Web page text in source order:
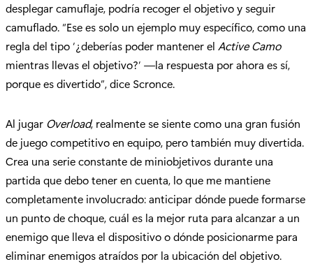
desplegar camuflaje, podría recoger el objetivo y seguir
camuflado. “Ese es solo un ejemplo muy específico, como una
regla del tipo ‘¿deberías poder mantener el Active Camo
mientras llevas el objetivo?’ —la respuesta por ahora es sí,
porque es divertido”, dice Scronce.
Al jugar Overload, realmente se siente como una gran fusión
de juego competitivo en equipo, pero también muy divertida.
Crea una serie constante de miniobjetivos durante una
partida que debo tener en cuenta, lo que me mantiene
completamente involucrado: anticipar dónde puede formarse
un punto de choque, cuál es la mejor ruta para alcanzar a un
enemigo que lleva el dispositivo o dónde posicionarme para
eliminar enemigos atraídos por la ubicación del objetivo.